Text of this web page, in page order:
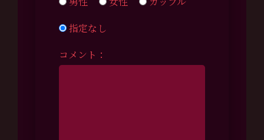
指定なし
コメント：